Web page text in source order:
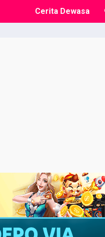
Cerita Dewasa